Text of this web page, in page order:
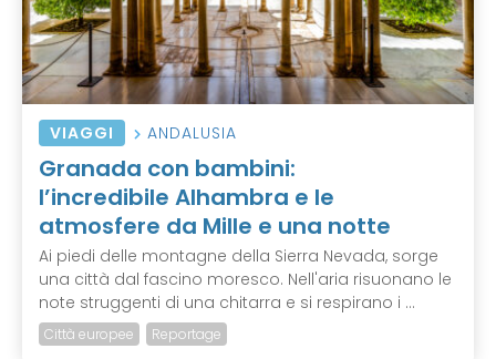
VIAGGI ANDALUSIA
Granada con bambini:
l’incredibile Alhambra e le
atmosfere da Mille e una notte
Ai piedi delle montagne della Sierra Nevada, sorge
una città dal fascino moresco. Nell'aria risuonano le
note struggenti di una chitarra e si respirano i ...
Città europee Reportage